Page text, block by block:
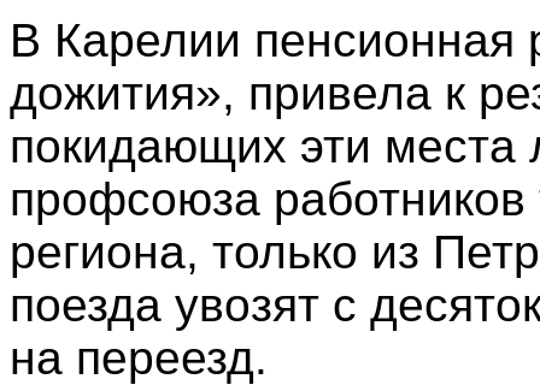
В Карелии
дожития», привела к
покидающих эти
профсоюза работников
региона, только из
поезда увозят с
на переезд.